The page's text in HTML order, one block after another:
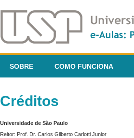
SOBRE COMO FUNCIONA
Créditos
Universidade de São Paulo
Reitor: Prof. Dr. Carlos Gilberto Carlotti Junior